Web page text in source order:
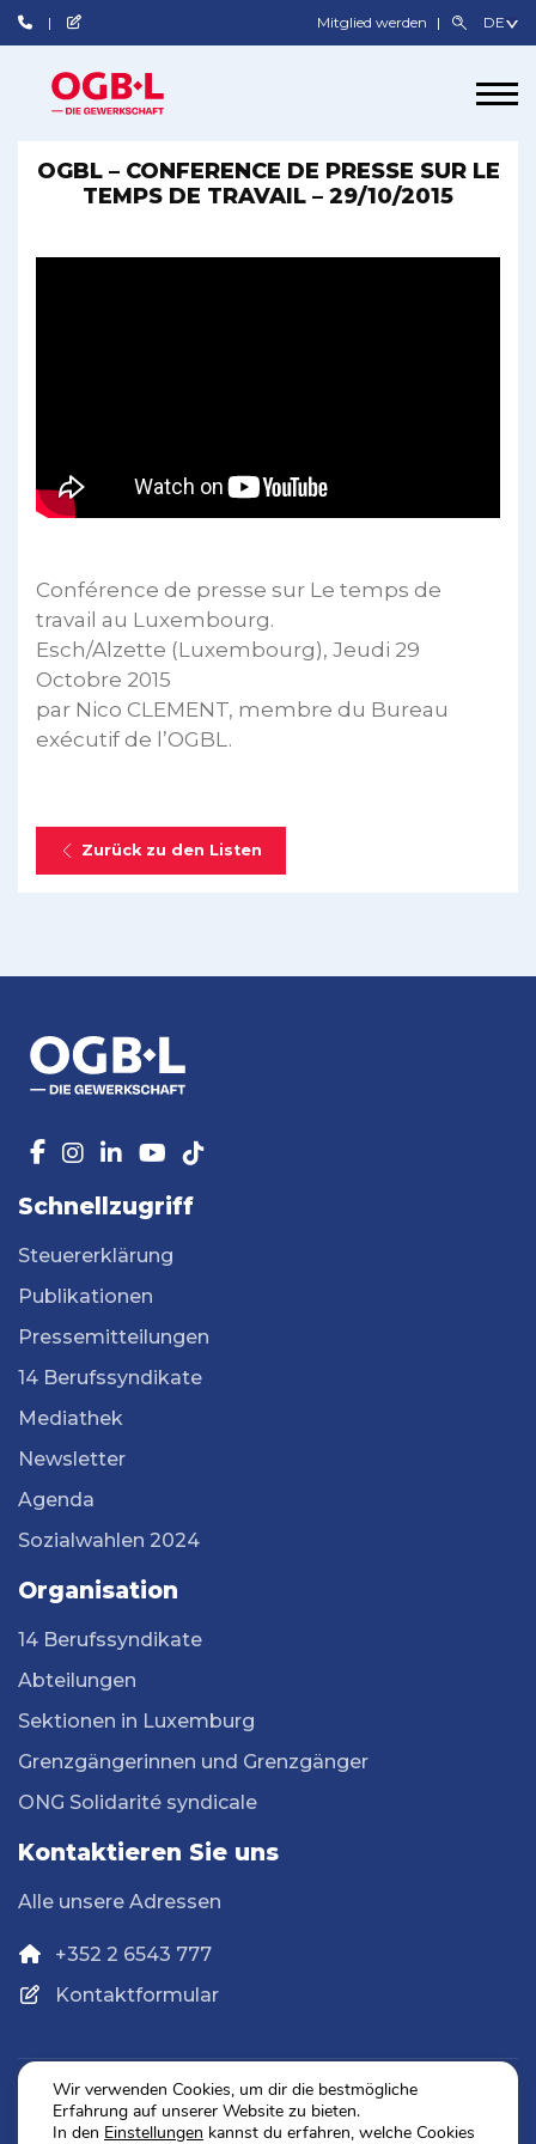
Mitglied werden
OGBL – CONFERENCE DE PRESSE SUR LE
TEMPS DE TRAVAIL – 29/10/2015
Conférence de presse sur Le temps de
travail au Luxembourg.
Esch/Alzette (Luxembourg), Jeudi 29
Octobre 2015
par Nico CLEMENT, membre du Bureau
exécutif de l’OGBL.
Zurück zu den Listen
Schnellzugriff
Steuererklärung
Publikationen
Pressemitteilungen
14 Berufssyndikate
Mediathek
Newsletter
Agenda
Sozialwahlen 2024
Organisation
14 Berufssyndikate
Abteilungen
Sektionen in Luxemburg
Grenzgängerinnen und Grenzgänger
ONG Solidarité syndicale
Kontaktieren Sie uns
Alle unsere Adressen
+352 2 6543 777
Kontaktformular
Datenschutz
Wir verwenden Cookies, um dir die bestmögliche
Erfahrung auf unserer Website zu bieten.
In den Einstellungen kannst du erfahren, welche Cookies